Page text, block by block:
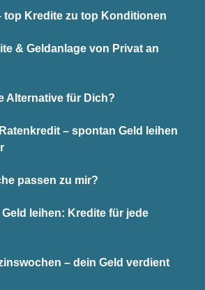
top Kredite zu top Konditionen
& Geldanlage von Privat an
Alternative für Dich?
– spontan Geld leihen
passen zu mir?
leihen: Kredite für jede
– dein Geld verdient